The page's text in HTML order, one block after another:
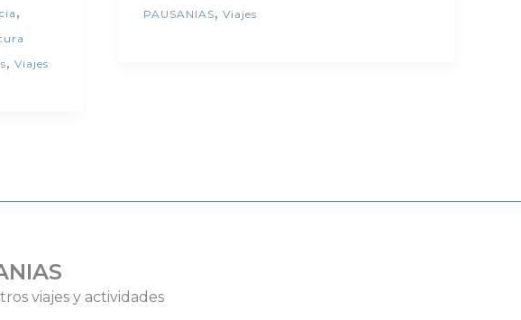
PAUSANIAS, Viajes
,
, Viajes
viajes y actividades